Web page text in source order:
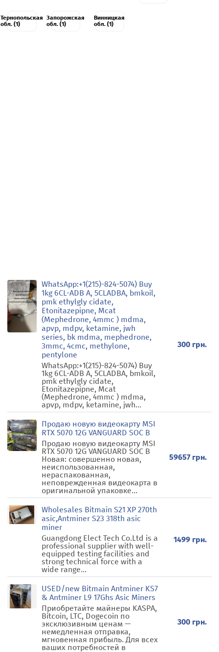
Тернопольская
обл. (1)
Запорожская
обл. (1)
Винницкая
обл. (1)
WhatsApp:+1(215)-824-5074) Buy
1kg 6CL-ADB A, 5CLADBA, bmkoil,
pmk ethylgly cidate,
Etonitazepipne, Mcat
(Mephedrone, 4mmc ) mdma,
apvp, mdpv, ketamine, jwh
series, bk mdma, mephedrone,
3mmc, 4cmc, methylone,
pentylone
WhatsApp:+1(215)-824-5074) Buy
1kg 6CL-ADB A, 5CLADBA, bmkoil,
pmk ethylgly cidate,
Etonitazepipne, Mcat
(Mephedrone, 4mmc ) mdma,
apvp, mdpv, ketamine, jwh...
300 грн.
Продаю новую видеокарту MSI
RTX 5070 12G VANGUARD SOC B
Продаю новую видеокарту MSI
RTX 5070 12G VANGUARD SOC B
Новая: совершенно новая,
неиспользованная,
нераспакованная,
неповрежденная видеокарта в
оригинальной упаковке...
59657 грн.
Wholesales Bitmain S21 XP 270th
asic,Antminer S23 318th asic
miner
Guangdong Elect Tech Co.Ltd is a
professional supplier with well-
equipped testing facilities and
strong technical force with a
wide range...
1499 грн.
USED/new Bitmain Antminer KS7
& Antminer L9 17Ghs Asic Miners
Приобретайте майнеры KASPA,
Bitcoin, LTC, Dogecoin по
эксклюзивным ценам —
немедленная отправка,
мгновенная прибыль. Для всех
ваших потребностей в
300 грн.